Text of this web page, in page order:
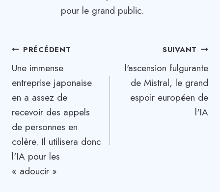
pour le grand public.
Navigation
de
l’article
PRÉCÉDENT
Une immense
entreprise japonaise
en a assez de
recevoir des appels
de personnes en
colère. Il utilisera donc
l'IA pour les
« adoucir »
SUIVANT
l'ascension fulgurante
de Mistral, le grand
espoir européen de
l'IA